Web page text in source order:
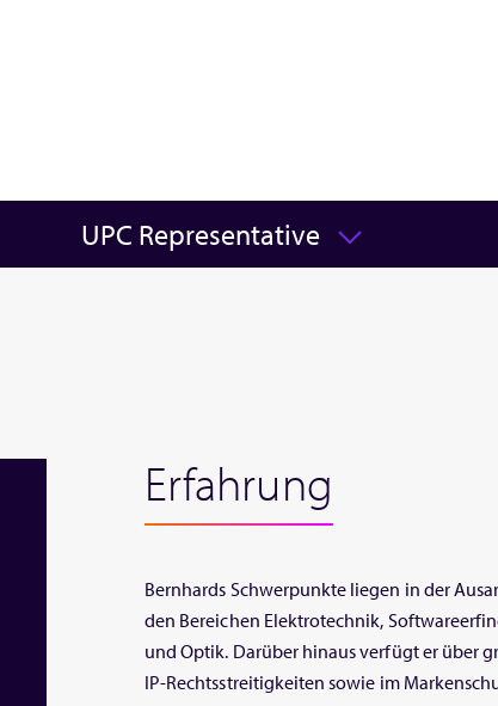
UPC Representative
Erfahrung
Bernhards Schwerpunkte liegen in der
den Bereichen Elektrotechnik,
und Optik. Darüber hinaus verfügt er über
IP-Rechtsstreitigkeiten sowie im